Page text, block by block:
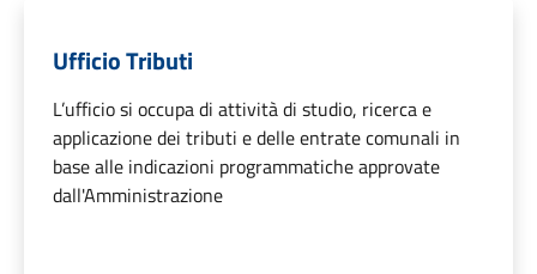
Ufficio Tributi
L’ufficio si occupa di attività di studio, ricerca e
applicazione dei tributi e delle entrate comunali in
base alle indicazioni programmatiche approvate
dall'Amministrazione